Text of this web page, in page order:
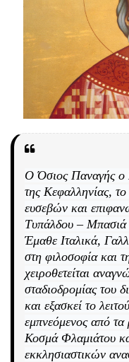
Ο Όσιος Παναγής ο
της Κεφαλληνίας,
ευσεβών και
Τυπάλδου – Μπασιά
Έμαθε Ιταλικά,
στη φιλοσοφία και
χειροθετείται
σταδιοδρομίας του
και εξασκεί το
εμπνεόμενος από τα
Κοσμά Φλαμιάτου
εκκλησιαστικών